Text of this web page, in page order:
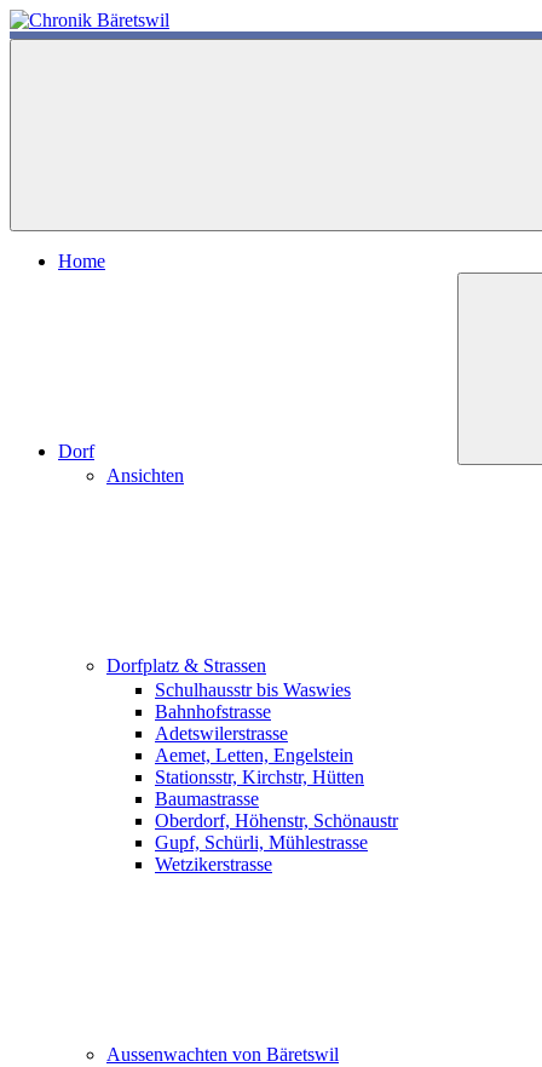
Zum
Inhalt
Home
Dorf
Ansichten
Dorfplatz & Strassen
Schulhausstr bis Waswies
Bahnhofstrasse
Adetswilerstrasse
Aemet, Letten, Engelstein
Stationsstr, Kirchstr, Hütten
Baumastrasse
Oberdorf, Höhenstr, Schönaustr
Gupf, Schürli, Mühlestrasse
Wetzikerstrasse
Aussenwachten von Bäretswil